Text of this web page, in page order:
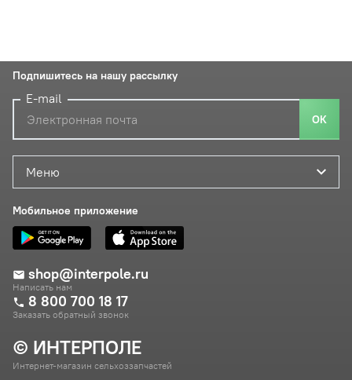
© ИНТЕРПОЛЕ
Интернет-магазин сельхоззапчастей
Меню
Мобильное приложение
shop@interpole.ru
Написать нам
8 800 700 18 17
Заказать обратный звонок
Подпишитесь на нашу рассылку
E-mail
ОК